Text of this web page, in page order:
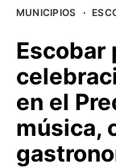
BUENOS AIRES
PROVINCIAS
MUNICIPIOS ·
Escobar
en el
música,